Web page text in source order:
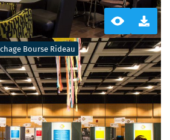
Bourse Rideau